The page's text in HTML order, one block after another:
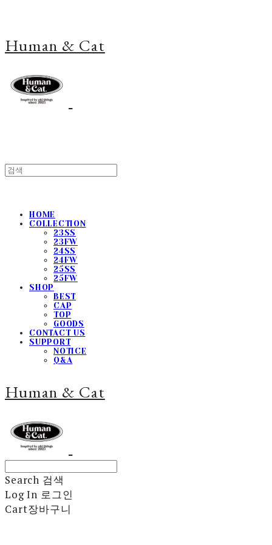
Human & Cat
HOME
COLLECTION
23SS
23FW
24SS
24FW
25SS
25FW
SHOP
BEST
CAP
TOP
GOODS
CONTACT US
SUPPORT
NOTICE
Q&A
Human & Cat
Search 검색
Log In 로그인
Cart장바구니